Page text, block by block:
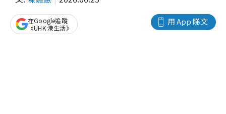
用 App 睇文
在Google追蹤
《UHK 港生活》